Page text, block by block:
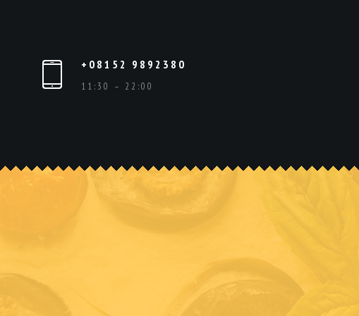
+08152 9892380
11:30 – 22:00